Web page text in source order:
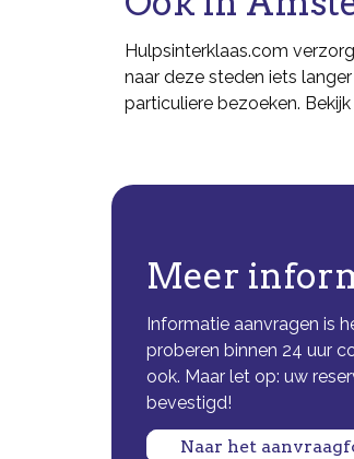
Hulpsinterklaas.com
naar deze steden iets
particuliere bezoeken.
Meer
Informatie aanvragen is
proberen binnen 24 uur
ook. Maar let op: uw
bevestigd!
Naar het